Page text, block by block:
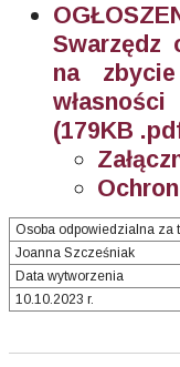
Swarzędz
na
(179KB
Osoba odpowiedzialna za
Joanna Szcześniak
Data wytworzenia
10.10.2023 r.